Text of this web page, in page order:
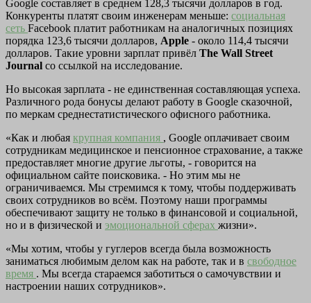
Google составляет в среднем 128,3 тысячи долларов в год.
Конкуренты платят своим инженерам меньше: социальная
сеть Facebook платит работникам на аналогичных позициях
порядка 123,6 тысячи долларов, Apple - около 114,4 тысячи
долларов. Такие уровни зарплат привёл The Wall Street
Journal со ссылкой на исследование.
Но высокая зарплата - не единственная составляющая успеха.
Различного рода бонусы делают работу в Google сказочной,
по меркам среднестатистического офисного работника.
«Как и любая крупная компания , Google оплачивает своим
сотрудникам медицинское и пенсионное страхование, а также
предоставляет многие другие льготы, - говорится на
официальном сайте поисковика. - Но этим мы не
ограничиваемся. Мы стремимся к тому, чтобы поддерживать
своих сотрудников во всём. Поэтому наши программы
обеспечивают защиту не только в финансовой и социальной,
но и в физической и эмоциональной сферах жизни».
«Мы хотим, чтобы у гуглеров всегда была возможность
заниматься любимым делом как на работе, так и в свободное
время . Мы всегда стараемся заботиться о самочувствии и
настроении наших сотрудников».